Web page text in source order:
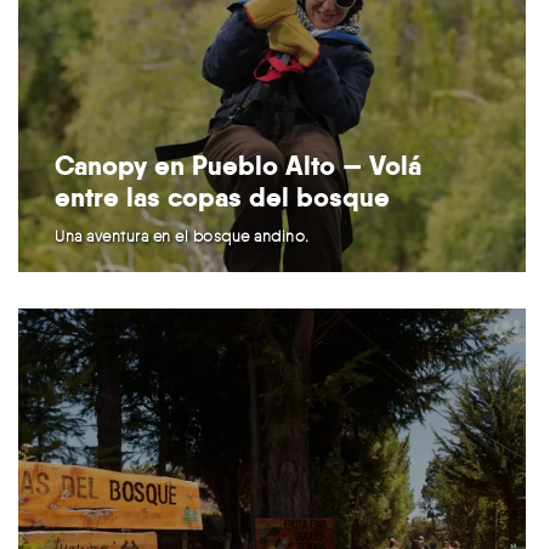
Canopy en Pueblo Alto — Volá
entre las copas del bosque
Una aventura en el bosque andino.